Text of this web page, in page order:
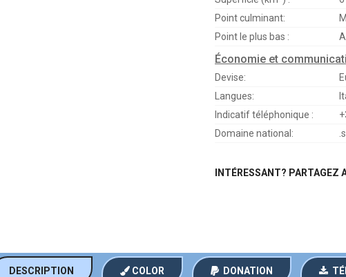
Point culminant:
Point le plus bas :
Économie et
Devise:
Langues:
Indicatif téléphonique :
Domaine national:
INTÉRESSANT? PARTAGEZ
DESCRIPTION COLOR DONATION